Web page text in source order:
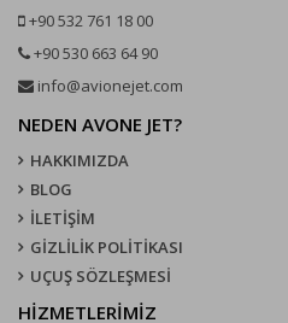
+90 532 761 18 00
+90 530 663 64 90
info@avionejet.com
NEDEN AVONE JET?
HAKKIMIZDA
BLOG
İLETİŞİM
GİZLİLİK POLİTİKASI
UÇUŞ SÖZLEŞMESI
HİZMETLERİMİZ